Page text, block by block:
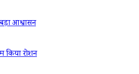
आश्वासन
किया रोशन